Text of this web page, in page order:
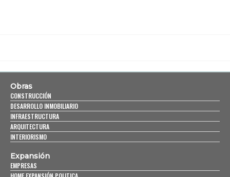
Obras
CONSTRUCCIÓN
DESARROLLO INMOBILIARIO
INFRAESTRUCTURA
ARQUITECTURA
INTERIORISMO
Expansión
EMPRESAS